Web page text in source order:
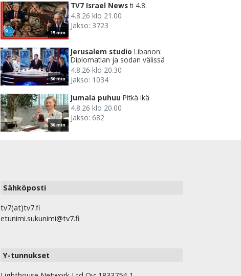
15 min
TV7 Israel News ti 4.8.
4.8.26 klo 21.00
Jakso: 3723
30 min
Jerusalem studio Libanon:
Diplomatian ja sodan välissä
4.8.26 klo 20.30
Jakso: 1034
30 min
Jumala puhuu Pitkä ikä
4.8.26 klo 20.00
Jakso: 682
Sähköposti
tv7(at)tv7.fi
etunimi.sukunimi@tv7.fi
Y-tunnukset